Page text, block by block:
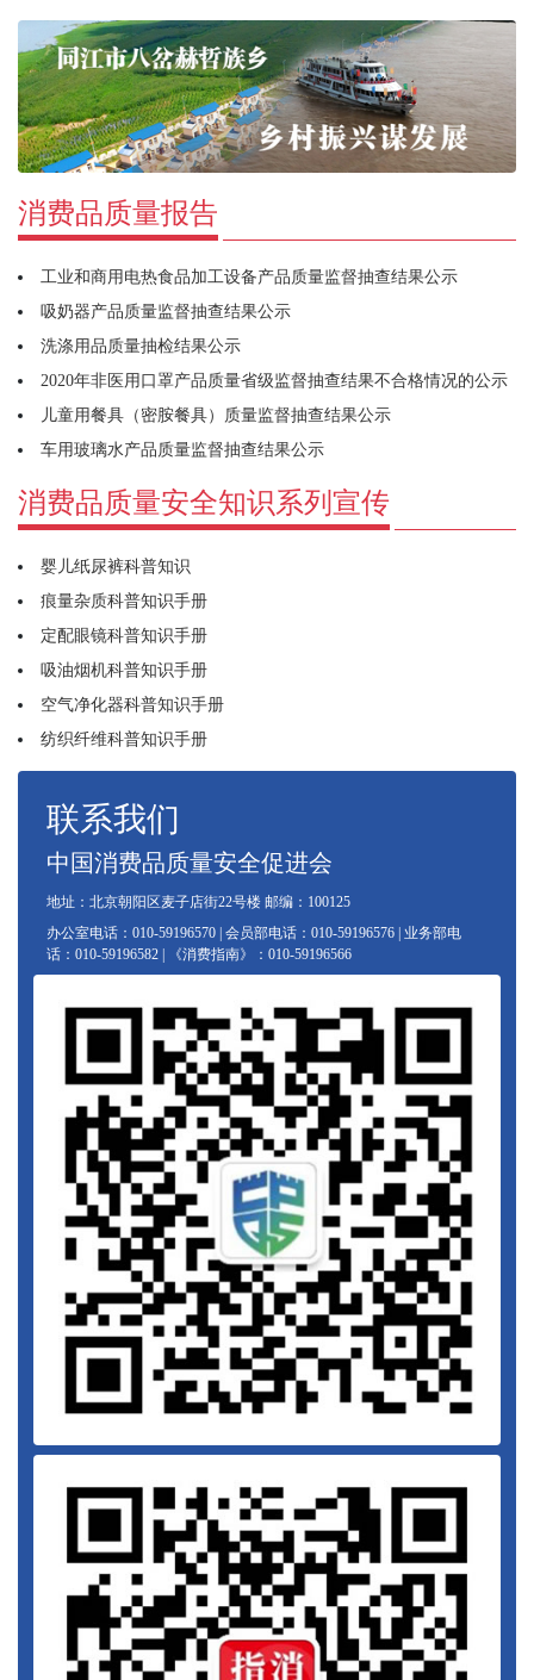
消费品质量报告
工业和商用电热食品加工设备产品质量监督抽查结果公示
吸奶器产品质量监督抽查结果公示
洗涤用品质量抽检结果公示
2020年非医用口罩产品质量省级监督抽查结果不合格情况的公示
儿童用餐具（密胺餐具）质量监督抽查结果公示
车用玻璃水产品质量监督抽查结果公示
消费品质量安全知识系列宣传
婴儿纸尿裤科普知识
痕量杂质科普知识手册
定配眼镜科普知识手册
吸油烟机科普知识手册
空气净化器科普知识手册
纺织纤维科普知识手册
联系我们
中国消费品质量安全促进会
地址：北京朝阳区麦子店街22号楼 邮编：100125
办公室电话：010-59196570 | 会员部电话：010-59196576 | 业务部电
话：010-59196582 | 《消费指南》：010-59196566